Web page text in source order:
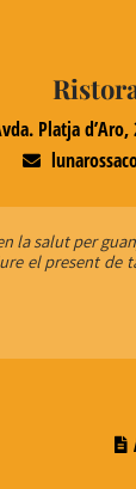
Platja
la salut per
el present